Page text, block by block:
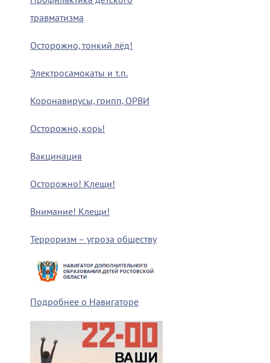
травматизма
Осторожно, тонкий лёд!
Электросамокаты и т.п.
Коронавирусы, грипп, ОРВИ
Осторожно, корь!
Вакцинация
Осторожно! Клещи!
Внимание! Клещи!
Терроризм – угроза обществу
Подробнее о Навигаторе